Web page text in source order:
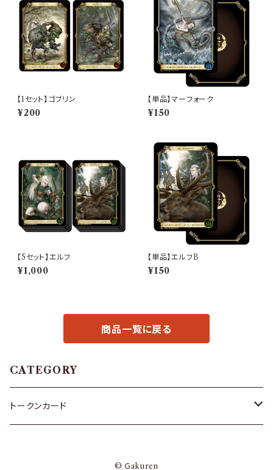
【1セット】ゴブリン
¥200
【単品】マーフォーク
¥150
【5セット】エルフ
¥1,000
【単品】エルフB
¥150
商品一覧に戻る
CATEGORY
トークンカード
© Ｇakuren